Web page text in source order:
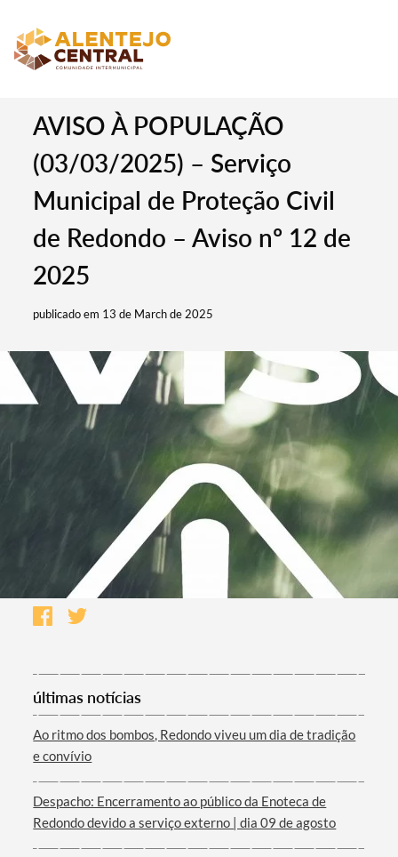
AVISO À POPULAÇÃO
(03/03/2025) – Serviço
Municipal de Proteção Civil
de Redondo – Aviso nº 12 de
2025
publicado em 13 de March de 2025
últimas notícias
Ao ritmo dos bombos, Redondo viveu um dia de tradição
e convívio
Despacho: Encerramento ao público da Enoteca de
Redondo devido a serviço externo | dia 09 de agosto